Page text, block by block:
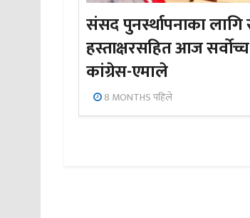
संसद पुनर्स्थापनाका
हस्ताक्षरसहित आज
कांग्रेस-एमाले
8 MONTHS पहिले